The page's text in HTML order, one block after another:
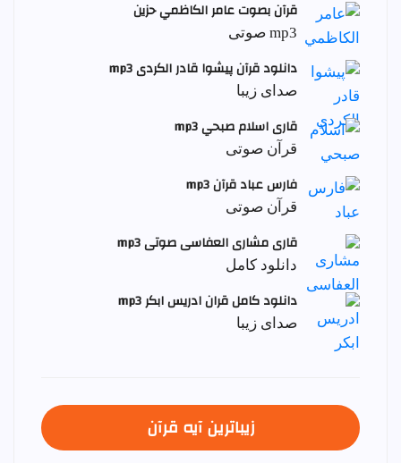
قرآن بصوت عامر الكاظمي حزين
mp3 صوتی
دانلود قرآن پیشوا قادر الکردی mp3
صدای زیبا
قاری اسلام صبحي mp3
قرآن صوتی
فارس عباد قرآن mp3
قرآن صوتی
قاری مشاری العفاسی صوتی mp3
دانلود کامل
دانلود کامل قران ادریس ابکر mp3
صدای زیبا
زیباترین آیه قرآن